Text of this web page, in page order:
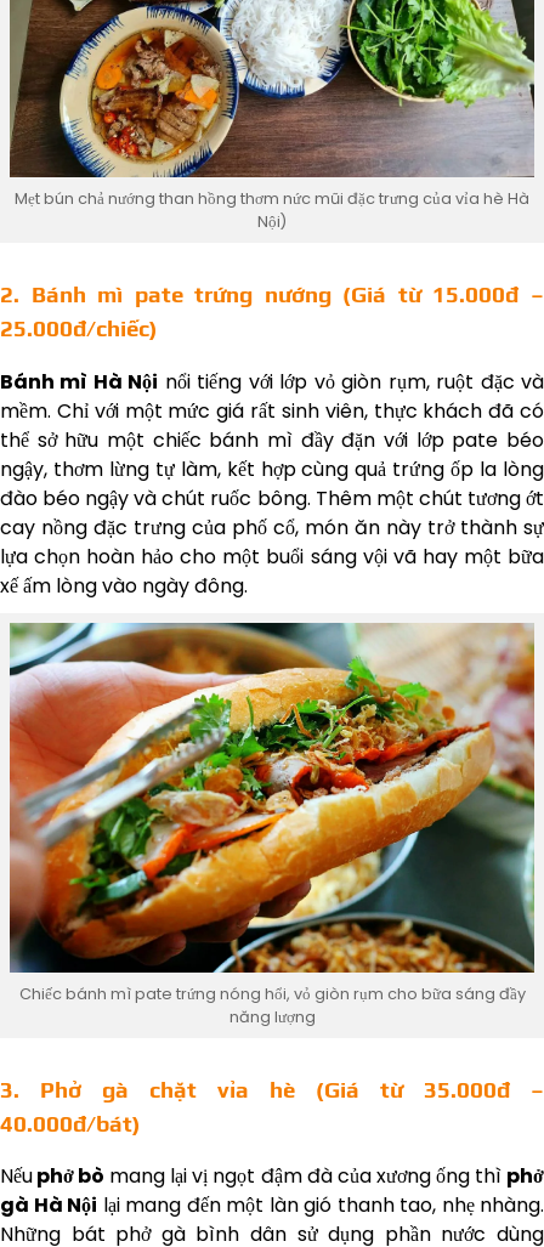
Mẹt bún chả nướng than hồng thơm nức mũi đặc trưng của vỉa hè Hà
Nội)
2. Bánh mì pate trứng nướng (Giá từ 15.000đ –
25.000đ/chiếc)
Bánh mì Hà Nội nổi tiếng với lớp vỏ giòn rụm, ruột đặc và
mềm. Chỉ với một mức giá rất sinh viên, thực khách đã có
thể sở hữu một chiếc bánh mì đầy đặn với lớp pate béo
ngậy, thơm lừng tự làm, kết hợp cùng quả trứng ốp la lòng
đào béo ngậy và chút ruốc bông. Thêm một chút tương ớt
cay nồng đặc trưng của phố cổ, món ăn này trở thành sự
lựa chọn hoàn hảo cho một buổi sáng vội vã hay một bữa
xế ấm lòng vào ngày đông.
Chiếc bánh mì pate trứng nóng hổi, vỏ giòn rụm cho bữa sáng đầy
năng lượng
3. Phở gà chặt vỉa hè (Giá từ 35.000đ –
40.000đ/bát)
Nếuphở bò mang lại vị ngọt đậm đà của xương ống thì phở
gà Hà Nội lại mang đến một làn gió thanh tao, nhẹ nhàng.
Những bát phở gà bình dân sử dụng phần nước dùng